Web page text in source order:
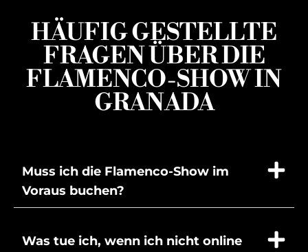
HÄUFIG GESTELLTE
FRAGEN ÜBER DIE
FLAMENCO-SHOW IN
GRANADA
Muss ich die Flamenco-Show im
Voraus buchen?
Was tue ich, wenn ich nicht online